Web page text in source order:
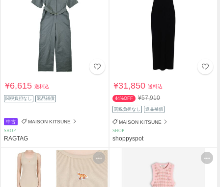
¥6,615送料込
関税負担なし 返品補償
中古 MAISON KITSUNE
SHOP
RAGTAG
¥31,850送料込
44%OFF ¥57,910
関税負担なし 返品補償
MAISON KITSUNE
SHOP
shoppyspot